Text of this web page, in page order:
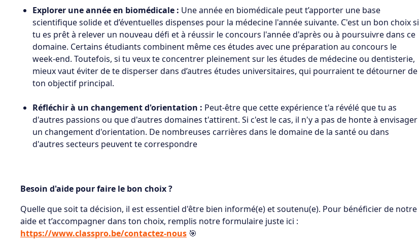
Explorer une année en biomédicale : Une année en biomédicale peut t’apporter une base
scientifique solide et d’éventuelles dispenses pour la médecine l'année suivante. C'est un bon choix si
tu es prêt à relever un nouveau défi et à réussir le concours l'année d'après ou à poursuivre dans ce
domaine. Certains étudiants combinent même ces études avec une préparation au concours le
week-end. Toutefois, si tu veux te concentrer pleinement sur les études de médecine ou dentisterie,
mieux vaut éviter de te disperser dans d’autres études universitaires, qui pourraient te détourner de
ton objectif principal.
Réfléchir à un changement d'orientation : Peut-être que cette expérience t'a révélé que tu as
d'autres passions ou que d'autres domaines t'attirent. Si c'est le cas, il n'y a pas de honte à envisager
un changement d'orientation. De nombreuses carrières dans le domaine de la santé ou dans
d'autres secteurs peuvent te correspondre
Besoin d'aide pour faire le bon choix ?
Quelle que soit ta décision, il est essentiel d'être bien informé(e) et soutenu(e). Pour bénéficier de notre
aide et t’accompagner dans ton choix, remplis notre formulaire juste ici :
https://www.classpro.be/contactez-nous 🎯